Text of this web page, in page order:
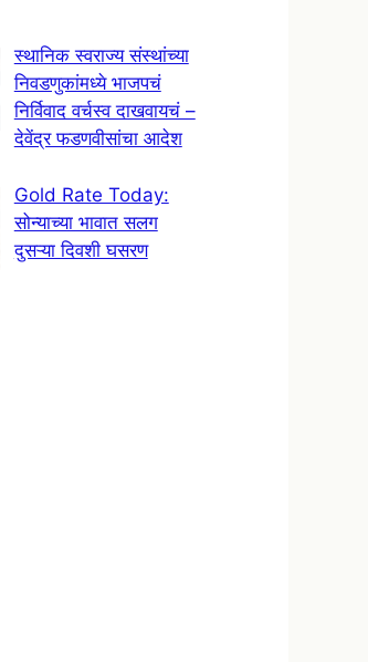
स्थानिक स्वराज्य संस्थांच्या
निवडणुकांमध्ये भाजपचं
निर्विवाद वर्चस्व दाखवायचं –
देवेंद्र फडणवीसांचा आदेश
Gold Rate Today:
सोन्याच्या भावात सलग
दुसऱ्या दिवशी घसरण